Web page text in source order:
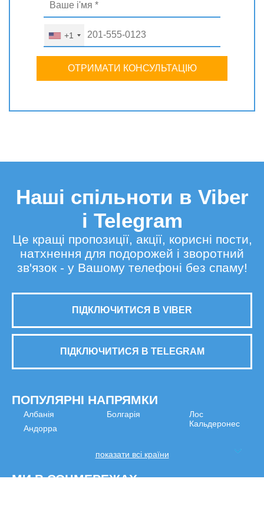
+1
ОТРИМАТИ КОНСУЛЬТАЦІЮ
Наші спільноти в Viber
і Telegram
Це кращі пропозиції, акції, корисні пости,
натхнення для подорожей і зворотний
зв'язок - у Вашому телефоні без спаму!
ПІДКЛЮЧИТИСЯ В VIBER
ПІДКЛЮЧИТИСЯ В TELEGRAM
ПОПУЛЯРНІ НАПРЯМКИ
Албанія
Андорра
Болгарія
Лос
Кальдеронес
показати всі країни
МИ В СОЦМЕРЕЖАХ